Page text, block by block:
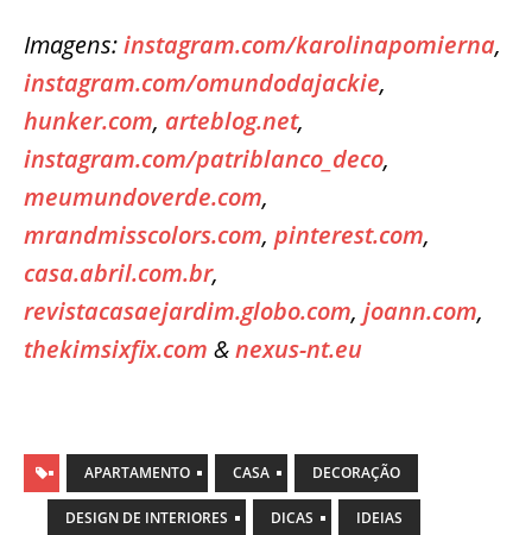
Imagens:instagram.com/karolinapomierna,
instagram.com/omundodajackie,
hunker.com, arteblog.net,
instagram.com/patriblanco_deco,
meumundoverde.com,
mrandmisscolors.com, pinterest.com,
casa.abril.com.br,
revistacasaejardim.globo.com, joann.com,
thekimsixfix.com &nexus-nt.eu
APARTAMENTO CASA DECORAÇÃO
DESIGN DE INTERIORES DICAS IDEIAS